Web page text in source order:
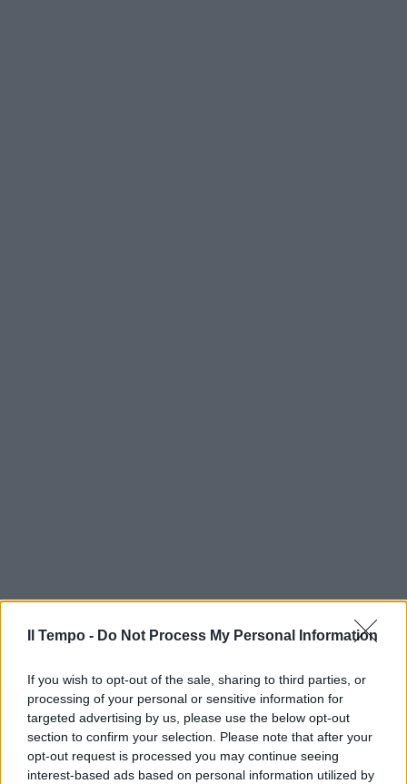
Il Tempo - Do Not Process My Personal Information
If you wish to opt-out of the sale, sharing to third parties, or
processing of your personal or sensitive information for
targeted advertising by us, please use the below opt-out
section to confirm your selection. Please note that after your
opt-out request is processed you may continue seeing
interest-based ads based on personal information utilized by